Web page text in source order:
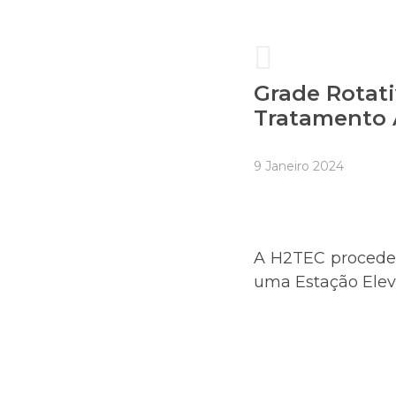
Grade
Tratamento
9 Janeiro 2024
A H2TEC
uma Estação